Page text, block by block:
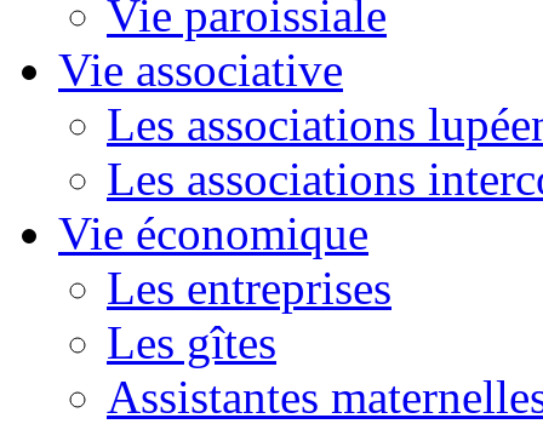
Vie paroissiale
Vie associative
Les associations
Les associations
Vie économique
Les entreprises
Les gîtes
Assistantes